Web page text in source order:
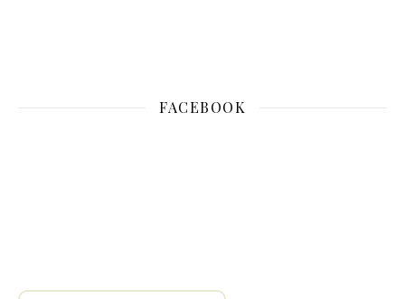
FACEBOOK